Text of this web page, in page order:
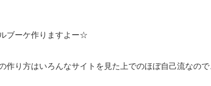
ブーケ作りますよー☆
作り方はいろんなサイトを見た上でのほぼ自己流なの